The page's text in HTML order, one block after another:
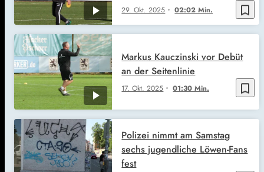
bookmark_border
29. Okt. 2025 02:02 Min.
bookmark_border
17. Okt. 2025 01:30 Min.
Markus Kauczinski vor Debüt
an der Seitenlinie
Polizei nimmt am Samstag
sechs jugendliche Löwen-Fans
fest